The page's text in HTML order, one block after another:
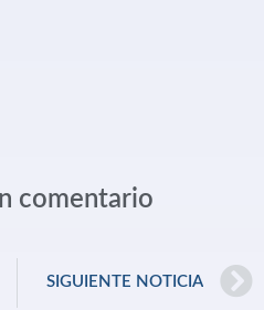
comentario
SIGUIENTE NOTICIA